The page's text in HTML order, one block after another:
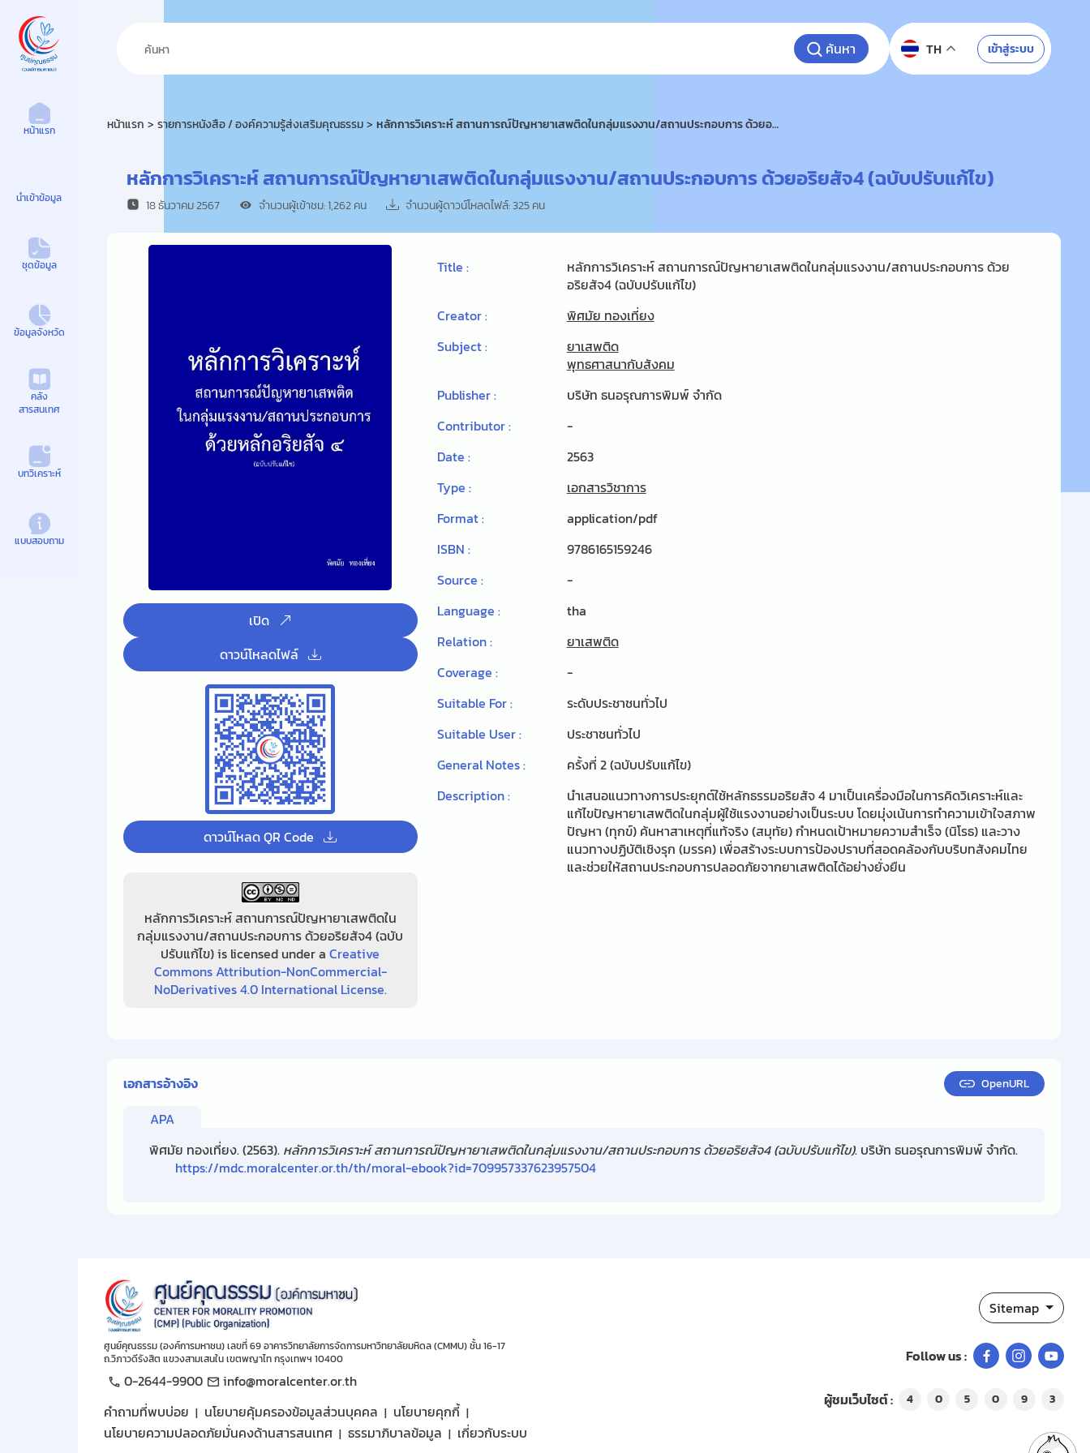
หน้าแรก
นำเข้าข้อมูล
ชุดข้อมูล
ข้อมูลจังหวัด
คลัง
สารสนเทศ
บทวิเคราะห์
แบบสอบถาม
ศูนย์คุณธรรม ค้นหา TH เข้าสู่ระบบ
หน้าแรก รายการหนังสือ / องค์ความรู้ส่งเสริมคุณธรรม หลักการวิเคราะห์ สถานการณ์ปัญหายาเสพติดในกลุ่มแรงงาน/สถานประกอบการ ด้วยอริยสัจ4 (ฉบับปรับแก้ไข)
หลักการวิเคราะห์ สถานการณ์ปัญหายาเสพติดในกลุ่มแรงงาน/สถานประกอบการ ด้วยอริยสัจ4 (ฉบับปรับแก้ไข)
18 ธันวาคม 2567 จำนวนผู้เข้าชม: 1,262 คน จำนวนผู้ดาวน์โหลดไฟล์: 325 คน
เปิด
ดาวน์โหลดไฟล์
ดาวน์โหลด QR Code
หลักการวิเคราะห์ สถานการณ์ปัญหายาเสพติดใน
กลุ่มแรงงาน/สถานประกอบการ ด้วยอริยสัจ4 (ฉบับ
ปรับแก้ไข) is licensed under aCreative
Commons Attribution-NonCommercial-
NoDerivatives 4.0 International License.
Title :
หลักการวิเคราะห์ สถานการณ์ปัญหายาเสพติดในกลุ่มแรงงาน/สถานประกอบการ ด้วย
อริยสัจ4 (ฉบับปรับแก้ไข)
Creator :
พิศมัย ทองเที่ยง
Subject :
ยาเสพติด
พุทธศาสนากับสังคม
Publisher :
บริษัท ธนอรุณการพิมพ์ จํากัด
Contributor :
-
Date :
2563
Type :
เอกสารวิชาการ
Format :
application/pdf
ISBN :
9786165159246
Source :
-
Language :
tha
Relation :
ยาเสพติด
Coverage :
-
Suitable For :
ระดับประชาชนทั่วไป
Suitable User :
ประชาชนทั่วไป
General Notes :
ครั้งที่ 2 (ฉบับปรับแก้ไข)
Description :
นำเสนอแนวทางการประยุกต์ใช้หลักธรรมอริยสัจ 4 มาเป็นเครื่องมือในการคิดวิเคราะห์และ
แก้ไขปัญหายาเสพติดในกลุ่มผู้ใช้แรงงานอย่างเป็นระบบ โดยมุ่งเน้นการทำความเข้าใจสภาพ
ปัญหา (ทุกข์) ค้นหาสาเหตุที่แท้จริง (สมุทัย) กำหนดเป้าหมายความสำเร็จ (นิโรธ) และวาง
แนวทางปฏิบัติเชิงรุก (มรรค) เพื่อสร้างระบบการป้องปราบที่สอดคล้องกับบริบทสังคมไทย
และช่วยให้สถานประกอบการปลอดภัยจากยาเสพติดได้อย่างยั่งยืน
เอกสารอ้างอิง OpenURL
APA
พิศมัย ทองเที่ยง. (2563). หลักการวิเคราะห์ สถานการณ์ปัญหายาเสพติดในกลุ่มแรงงาน/สถานประกอบการ ด้วยอริยสัจ4 (ฉบับปรับแก้ไข). บริษัท ธนอรุณการพิมพ์ จํากัด.
https://mdc.moralcenter.or.th/th/moral-ebook?id=709957337623957504
ศูนย์คุณธรรม (องค์การมหาชน) เลขที่ 69 อาคารวิทยาลัยการจัดการมหาวิทยาลัยมหิดล (CMMU) ชั้น 16-17
ถ.วิภาวดีรังสิต แขวงสามเสนใน เขตพญาไท กรุงเทพฯ 10400
0-2644-9900
info@moralcenter.or.th
คำถามที่พบบ่อย
นโยบายคุ้มครองข้อมูลส่วนบุคคล
นโยบายคุกกี้
นโยบายความปลอดภัยมั่นคงด้านสารสนเทศ
ธรรมาภิบาลข้อมูล เกี่ยวกับระบบ
Sitemap
Follow us :
ผู้ชมเว็บไซต์ : 4 0 5 0 9 3